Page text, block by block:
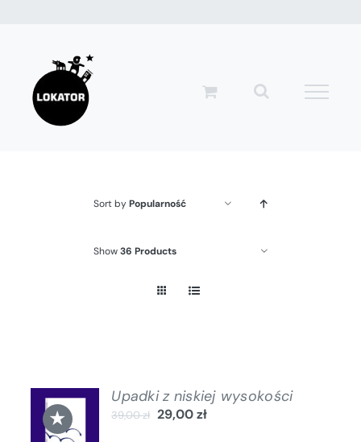
zawartości
Sort byPopularność
Show36 Products
★
DODAJ
DO
KOSZYKA
Upadki z niskiej wysokości
39,00zł 29,00zł